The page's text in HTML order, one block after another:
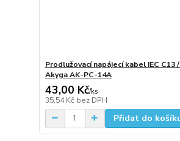
Prodlužovací napájecí kabel IEC C13
Akyga AK-PC-14A
43,00 Kč/ks
35,54 Kč bez DPH
Přidat do